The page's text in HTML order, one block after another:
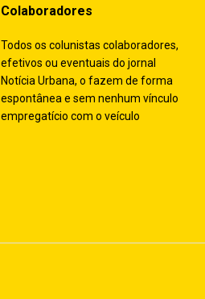
Colaboradores
Todos os colunistas colaboradores,
efetivos ou eventuais do jornal
Notícia Urbana, o fazem de forma
espontânea e sem nenhum vínculo
empregatício com o veículo